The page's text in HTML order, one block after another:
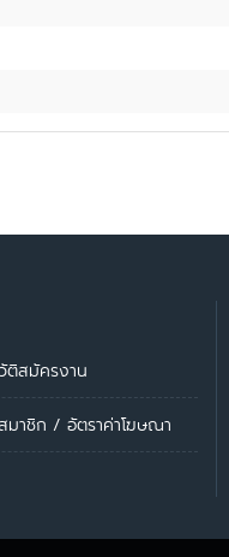
ติสมัครงาน
มาชิก / อัตราค่าโฆษณา